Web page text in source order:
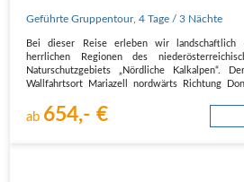
Geführte Gruppentour,4 Tage / 3 Nächte
Bei dieser Reise erleben wir landschaftlich
herrlichen Regionen des
Naturschutzgebiets „Nördliche Kalkalpen“.
Wallfahrtsort Mariazell nordwärts Richtung
ab 654,- €